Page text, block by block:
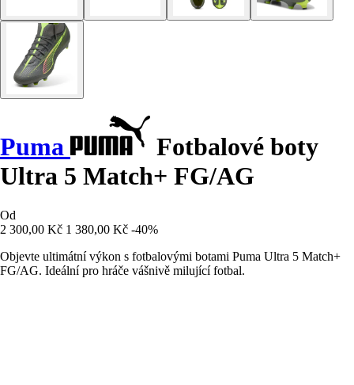
Puma
Fotbalové boty
Ultra 5 Match+ FG/AG
Od
2 300,00 Kč 1 380,00 Kč -40%
Objevte ultimátní výkon s fotbalovými botami Puma Ultra 5 Match+
FG/AG. Ideální pro hráče vášnivě milující fotbal.